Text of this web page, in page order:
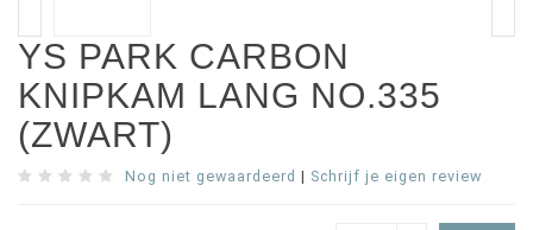
YS PARK CARBON
KNIPKAM LANG NO.335
(ZWART)
Nog niet gewaardeerd | Schrijf je eigen review